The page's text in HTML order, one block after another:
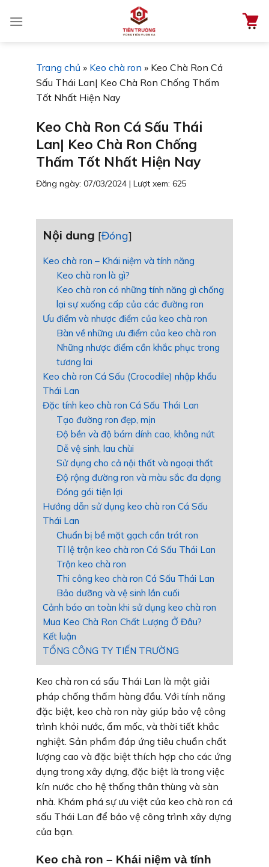
đến
Trang chủ » Keo chà ron » Keo Chà Ron Cá
Sấu Thái Lan| Keo Chà Ron Chống Thấm
Tốt Nhất Hiện Nay
Keo Chà Ron Cá Sấu Thái
Lan| Keo Chà Ron Chống
Thấm Tốt Nhất Hiện Nay
Đăng ngày: 07/03/2024 | Lượt xem: 625
Nội dung [Đóng]
Keo chà ron – Khái niệm và tính năng
Keo chà ron là gì?
Keo chà ron có những tính năng gì chống
lại sự xuống cấp của các đường ron
Ưu điểm và nhược điểm của keo chà ron
Bàn về những ưu điểm của keo chà ron
Những nhược điểm cần khắc phục trong
tương lai
Keo chà ron Cá Sấu (Crocodile) nhập khẩu
Thái Lan
Đặc tính keo chà ron Cá Sấu Thái Lan
Tạo đường ron đẹp, mịn
Độ bền và độ bám dính cao, không nứt
Dễ vệ sinh, lau chùi
Sử dụng cho cả nội thất và ngoại thất
Độ rộng đường ron và màu sắc đa dạng
Đóng gói tiện lợi
Hướng dẫn sử dụng keo chà ron Cá Sấu
Thái Lan
Chuẩn bị bề mặt gạch cần trát ron
Tỉ lệ trộn keo chà ron Cá Sấu Thái Lan
Trộn keo chà ron
Thi công keo chà ron Cá Sấu Thái Lan
Bảo dưỡng và vệ sinh lần cuối
Cảnh báo an toàn khi sử dụng keo chà ron
Mua Keo Chà Ron Chất Lượng Ở Đâu?
Kết luận
TỔNG CÔNG TY TIẾN TRƯỜNG
Keo chà ron cá sấu Thái Lan là một giải
pháp chống thấm hàng đầu. Với tính năng
đặc biệt, keo chà ron này giúp bảo vệ công
trình khỏi nước, ẩm mốc, và thời tiết khắc
nghiệt. Sản phẩm đáp ứng tiêu chuẩn chất
lượng cao và đặc biệt thích hợp cho các ứng
dụng trong xây dựng, đặc biệt là trong việc
kín nước cho hệ thống thân thùng và sàn
nhà. Khám phá sự ưu việt của keo chà ron cá
sấu Thái Lan để bảo vệ công trình xây dựng
của bạn.
Keo chà ron – Khái niệm và tính